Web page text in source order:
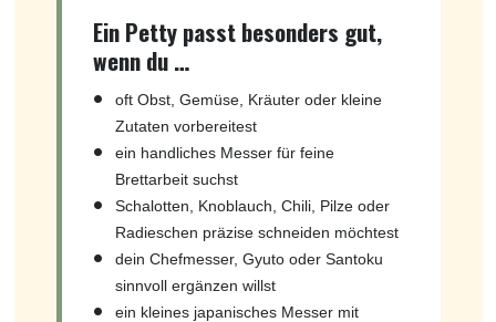
Ein Petty passt besonders gut,
wenn du …
oft Obst, Gemüse, Kräuter oder kleine
Zutaten vorbereitest
ein handliches Messer für feine
Brettarbeit suchst
Schalotten, Knoblauch, Chili, Pilze oder
Radieschen präzise schneiden möchtest
dein Chefmesser, Gyuto oder Santoku
sinnvoll ergänzen willst
ein kleines japanisches Messer mit